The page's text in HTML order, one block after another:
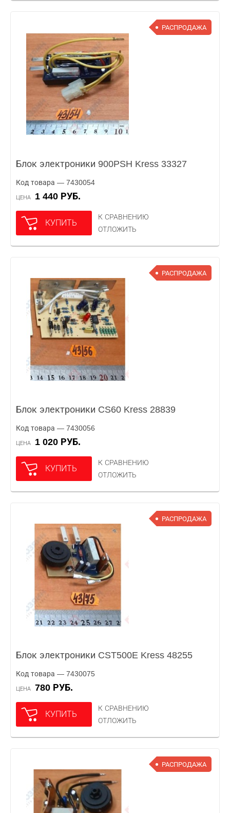
РАСПРОДАЖА
Блок электроники 900PSH Kress 33327
Код товара — 7430054
ЦЕНА 1 440 РУБ.
КУПИТЬ
К СРАВНЕНИЮ
ОТЛОЖИТЬ
РАСПРОДАЖА
Блок электроники CS60 Kress 28839
Код товара — 7430056
ЦЕНА 1 020 РУБ.
КУПИТЬ
К СРАВНЕНИЮ
ОТЛОЖИТЬ
РАСПРОДАЖА
Блок электроники CST500E Kress 48255
Код товара — 7430075
ЦЕНА 780 РУБ.
КУПИТЬ
К СРАВНЕНИЮ
ОТЛОЖИТЬ
РАСПРОДАЖА